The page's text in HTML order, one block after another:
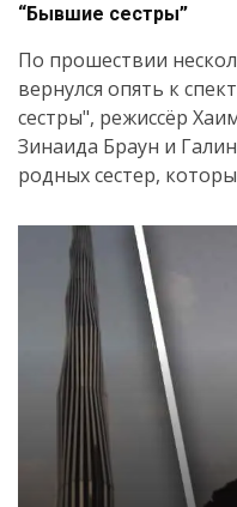
“Бывшие сестры”
По прошествии
вернулся опять к
сестры", режиссёр
Зинаида Браун и
родных сестер,